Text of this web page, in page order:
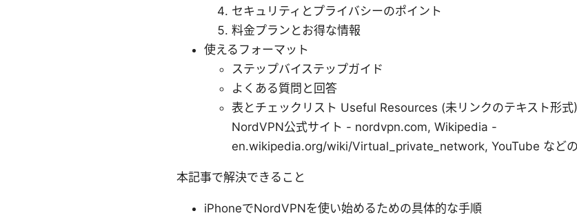
セキュリティとプライバシーのポイント
料金プランとお得な情報
使えるフォーマット
ステップバイステップガイド
よくある質問と回答
表とチェックリスト Useful Resources (未リンクのテキスト形
NordVPN公式サイト - nordvpn.com, Wikipedia -
en.wikipedia.org/wiki/Virtual_private_network, YouTube など
本記事で解決できること
iPhoneでNordVPNを使い始めるための具体的な手順